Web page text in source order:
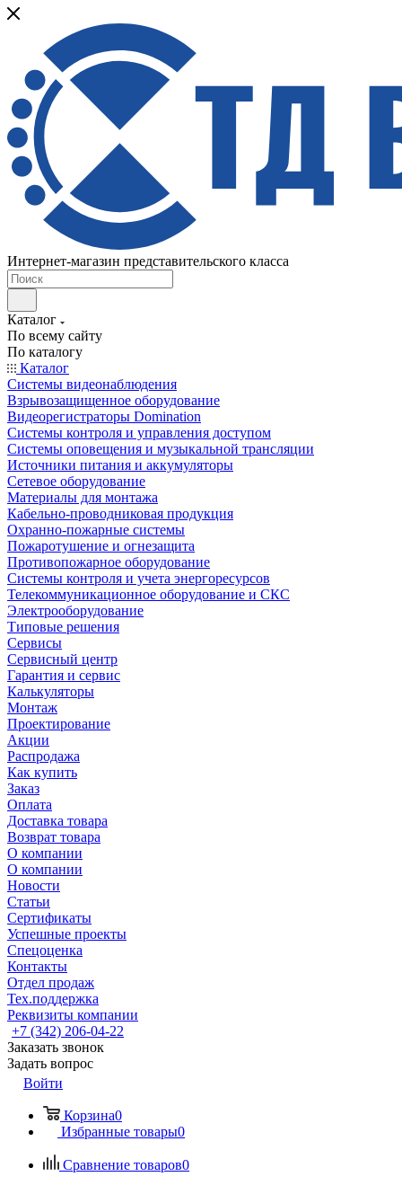
Интернет-магазин представительского класса
Каталог
По всему сайту
По каталогу
Каталог
Системы видеонаблюдения
Взрывозащищенное оборудование
Видеорегистраторы Domination
Системы контроля и управления доступом
Системы оповещения и музыкальной трансляции
Источники питания и аккумуляторы
Сетевое оборудование
Материалы для монтажа
Кабельно-проводниковая продукция
Охранно-пожарные системы
Пожаротушение и огнезащита
Противопожарное оборудование
Системы контроля и учета энергоресурсов
Телекоммуникационное оборудование и СКС
Электрооборудование
Типовые решения
Сервисы
Сервисный центр
Гарантия и сервис
Калькуляторы
Монтаж
Проектирование
Акции
Распродажа
Как купить
Заказ
Оплата
Доставка товара
Возврат товара
О компании
О компании
Новости
Статьи
Сертификаты
Успешные проекты
Спецоценка
Контакты
Отдел продаж
Тех.поддержка
Реквизиты компании
+7 (342) 206-04-22
Заказать звонок
Задать вопрос
Войти
Корзина0
Избранные товары0
Сравнение товаров0